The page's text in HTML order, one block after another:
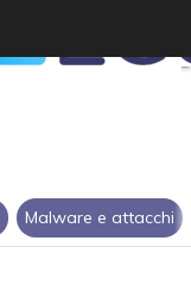
Malware e attacchi